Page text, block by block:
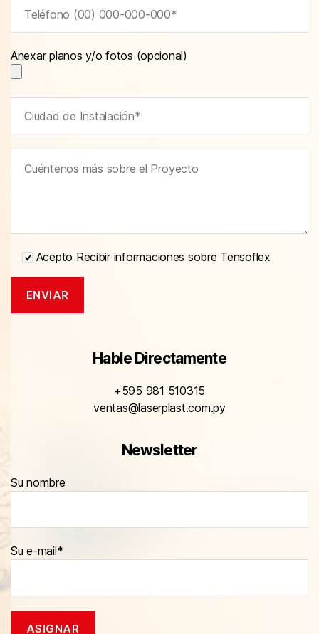
Anexar planos y/o fotos (opcional)
Acepto Recibir informaciones sobre Tensoflex
Hable Directamente
+595 981 510315
ventas@laserplast.com.py
Newsletter
Su nombre
Su e-mail*